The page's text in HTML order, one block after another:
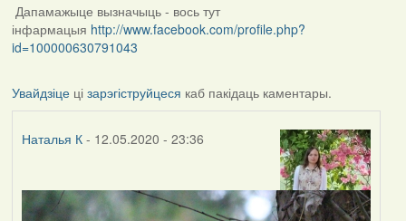
Дапамажыце вызначыць - вось тут
інфармацыя http://www.facebook.com/profile.php?
id=100000630791043
Увайдзіцеці зарэгіструйцеся каб пакідаць каментары.
Наталья К- 12.05.2020 - 23:36